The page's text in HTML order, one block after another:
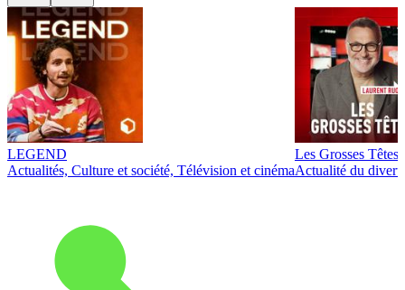
LEGEND
Actualités, Culture et société, Télévision et cinéma
Les Grosses Têtes
Actualité du